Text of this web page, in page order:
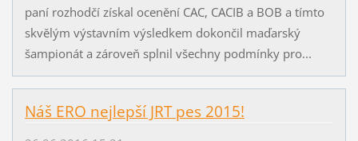
paní rozhodčí získal ocenění CAC, CACIB a BOB a tímto
skvělým výstavním výsledkem dokončil maďarský
šampionát a zároveň splnil všechny podmínky pro...
Náš ERO nejlepší JRT pes 2015!